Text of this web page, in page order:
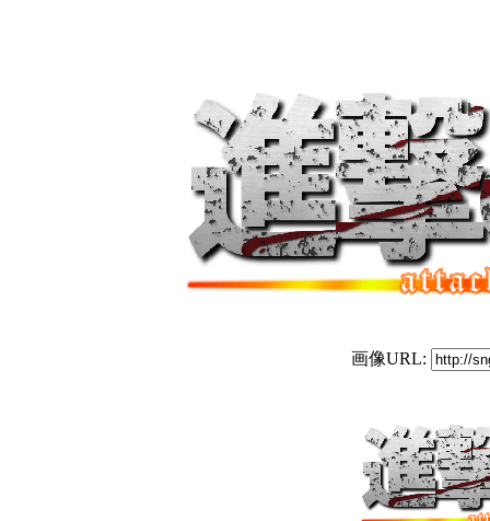
画像URL: